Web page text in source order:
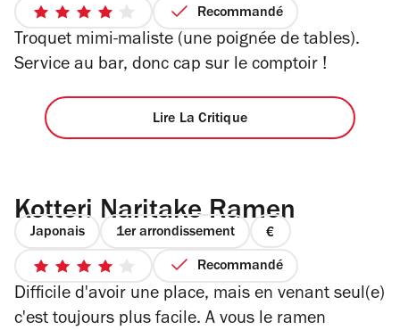
2
sur
4
sur
5
Recommandé
Troquet mimi-maliste (une poignée de tables).
Service au bar, donc cap sur le comptoir !
Lire La Critique
Kotteri Naritake Ramen
Japonais 1er arrondissement
prix
1
4
sur
5
Recommandé
Difficile d'avoir une place, mais en venant seul(e)
c'est toujours plus facile. A vous le ramen